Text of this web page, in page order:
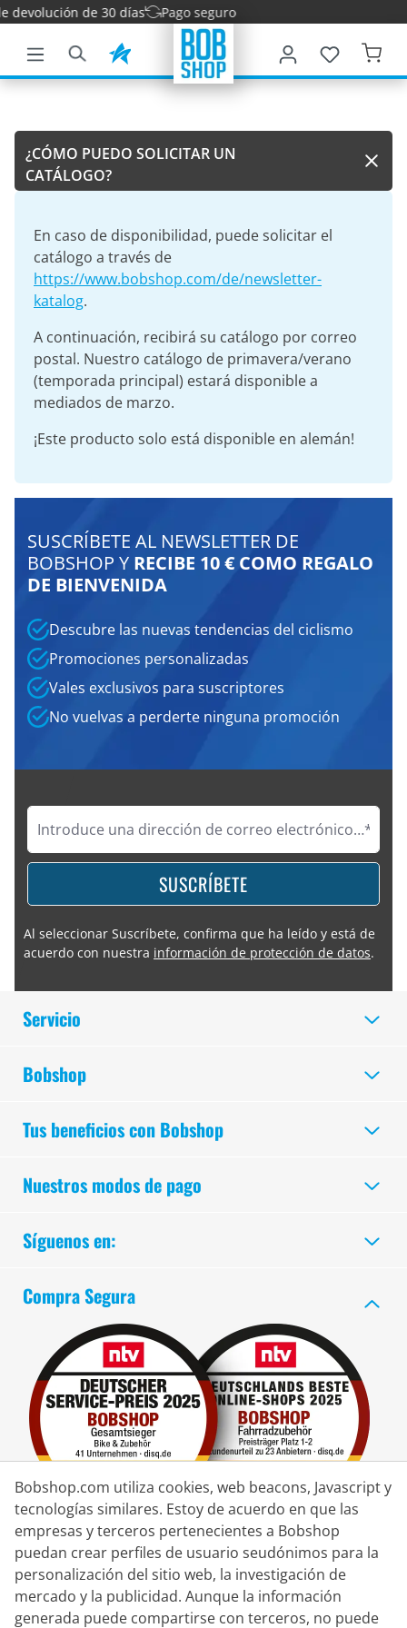
principal
devolución de 30 días Pago seguro
¿CÓMO PUEDO SOLICITAR UN
CATÁLOGO?
En caso de disponibilidad, puede solicitar el
catálogo a través de
https://www.bobshop.com/de/newsletter-
katalog.
A continuación, recibirá su catálogo por correo
postal. Nuestro catálogo de primavera/verano
(temporada principal) estará disponible a
mediados de marzo.
¡Este producto solo está disponible en alemán!
SUSCRÍBETE AL NEWSLETTER DE
BOBSHOP Y RECIBE 10 € COMO REGALO
DE BIENVENIDA
Descubre las nuevas tendencias del ciclismo
Promociones personalizadas
Vales exclusivos para suscriptores
No vuelvas a perderte ninguna promoción
SUSCRÍBETE
Al seleccionar Suscríbete, confirma que ha leído y está de
acuerdo con nuestra información de protección de datos.
Servicio
Bobshop
Tus beneficios con Bobshop
Nuestros modos de pago
Contacto
Síguenos en:
Compra Segura
Socio de Entrega
Bobshop.com utiliza cookies, web beacons, Javascript y
tecnologías similares. Estoy de acuerdo en que las
empresas y terceros pertenecientes a Bobshop
puedan crear perfiles de usuario seudónimos para la
personalización del sitio web, la investigación de
mercado y la publicidad. Aunque la información
generada puede compartirse con terceros, no puede